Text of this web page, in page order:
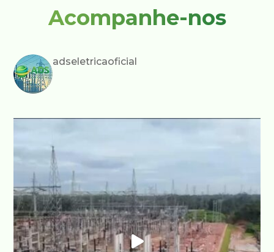
Acompanhe-nos
adseletricaoficial